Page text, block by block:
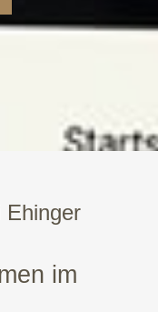
Ehinger
im